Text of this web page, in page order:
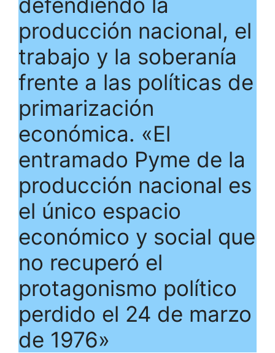
producción nacional, el
trabajo y la soberanía
frente a las políticas de
primarización
económica. «El
entramado Pyme de la
producción nacional es
el único espacio
económico y social que
no recuperó el
protagonismo político
perdido el 24 de marzo
de 1976»